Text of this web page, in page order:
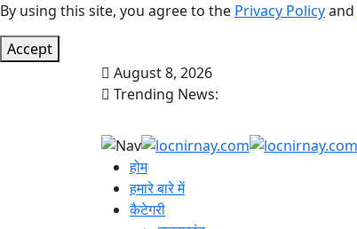
By using this site, you agree to the Privacy Policyand
Accept
August 8, 2026
Trending News:
होम
हमारे बारे में
कैटेगरी